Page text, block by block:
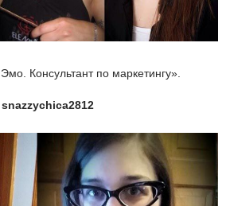
Консультант по маркетингу».
snazzychica2812